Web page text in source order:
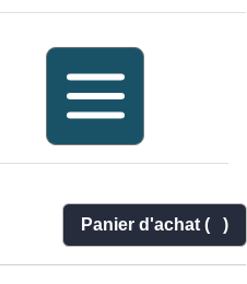
Panier d'achat ( )